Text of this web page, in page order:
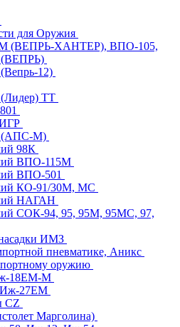
для Оружия
(ВЕПРЬ-ХАНТЕР), ВПО-105,
12)
ТТ
(АПС-М)
98К
ВПО-115М
ВПО-501
КО-91/30М, МС
НАГАН
СОК-94, 95, 95М, 95МС, 97,
ИМЗ
пневматике, Аникс
оружию
18ЕМ-М
27ЕМ
CZ
Марголина)